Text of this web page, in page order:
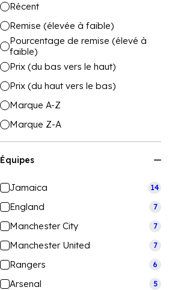
Récent
Remise (élevée à faible)
Pourcentage de remise (élevé à
faible)
Prix (du bas vers le haut)
Prix (du haut vers le bas)
Marque A-Z
Marque Z-A
Équipes
Jamaica 14
England 7
Manchester City 7
Manchester United 7
Rangers 6
Arsenal 5